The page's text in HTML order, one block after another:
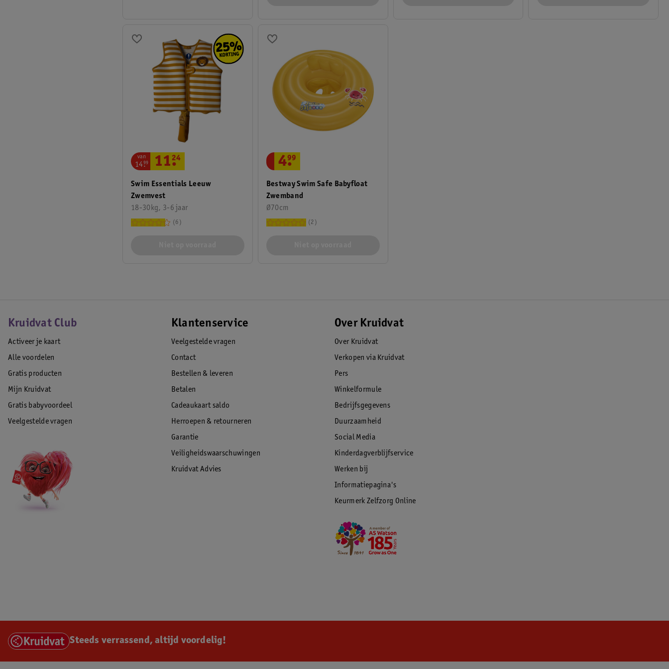
Swim Essentials Leeuw
Zwemvest
18-30kg, 3-6 jaar
van
14.
99 11.
24
6
Bestway Swim Safe Babyfloat
Zwemband
Ø70cm
4.
99
2
Kruidvat Club
Activeer je kaart
Alle voordelen
Gratis producten
Mijn Kruidvat
Gratis babyvoordeel
Veelgestelde vragen
Klantenservice
Veelgestelde vragen
Contact
Bestellen & leveren
Betalen
Cadeaukaart saldo
Herroepen & retourneren
Garantie
Veiligheidswaarschuwingen
Kruidvat Advies
Over Kruidvat
Over Kruidvat
Verkopen via Kruidvat
Pers
Winkelformule
Bedrijfsgegevens
Duurzaamheid
Social Media
Kinderdagverblijfservice
Werken bij
Informatiepagina's
Keurmerk Zelfzorg Online
Steeds verrassend, altijd voordelig!